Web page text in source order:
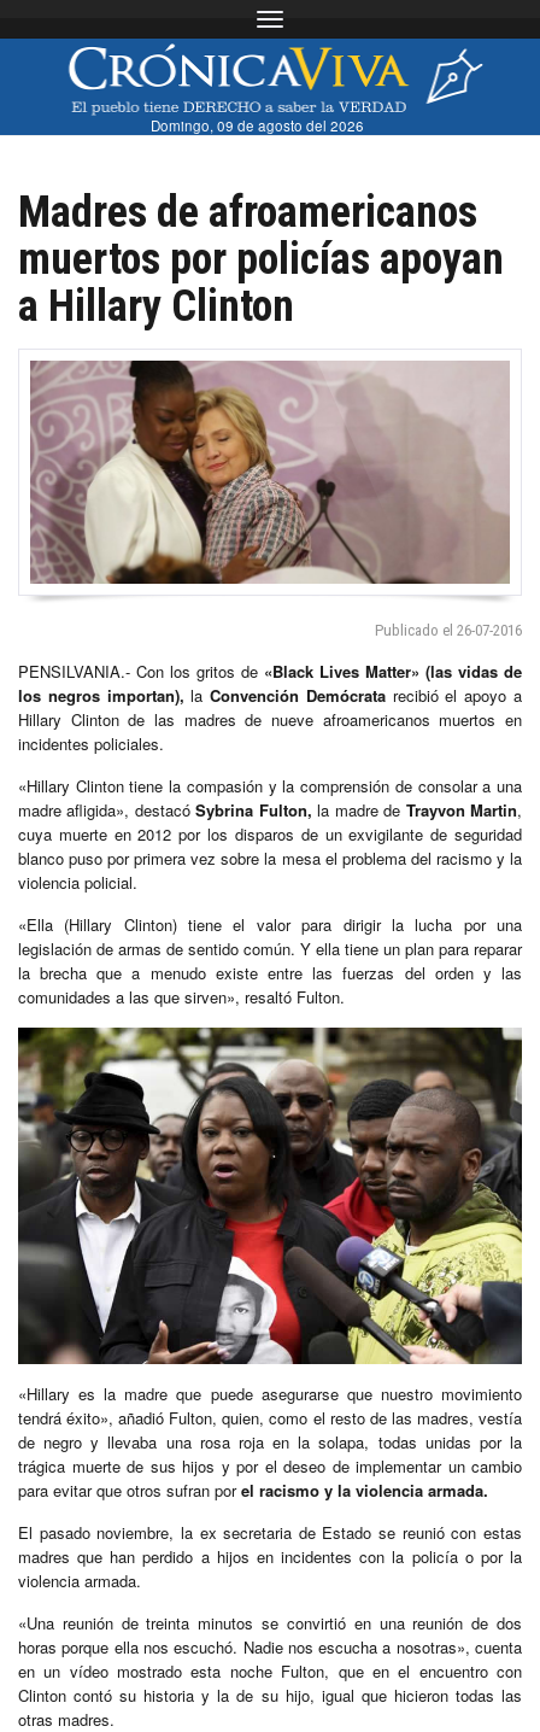
Toggle navigation
Domingo, 09 de agosto del 2026
Madres de afroamericanos
muertos por policías apoyan
a Hillary Clinton
Publicado el 26-07-2016
PENSILVANIA.- Con los gritos de «Black Lives Matter» (las vidas de
los negros importan), laConvención Demócrata recibió el apoyo a
Hillary Clinton de las madres de nueve afroamericanos muertos en
incidentes policiales.
«Hillary Clinton tiene la compasión y la comprensión de consolar a una
madre afligida», destacóSybrina Fulton, la madre de Trayvon Martin,
cuya muerte en 2012 por los disparos de un exvigilante de seguridad
blanco puso por primera vez sobre la mesa el problema del racismo y la
violencia policial.
«Ella (Hillary Clinton) tiene el valor para dirigir la lucha por una
legislación de armas de sentido común. Y ella tiene un plan para reparar
la brecha que a menudo existe entre las fuerzas del orden y las
comunidades a las que sirven», resaltó Fulton.
«Hillary es la madre que puede asegurarse que nuestro movimiento
tendrá éxito», añadió Fulton, quien, como el resto de las madres, vestía
de negro y llevaba una rosa roja en la solapa, todas unidas por la
trágica muerte de sus hijos y por el deseo de implementar un cambio
para evitar que otros sufran porel racismo y la violencia armada.
El pasado noviembre, la ex secretaria de Estado se reunió con estas
madres que han perdido a hijos en incidentes con la policía o por la
violencia armada.
«Una reunión de treinta minutos se convirtió en una reunión de dos
horas porque ella nos escuchó. Nadie nos escucha a nosotras», cuenta
en un vídeo mostrado esta noche Fulton, que en el encuentro con
Clinton contó su historia y la de su hijo, igual que hicieron todas las
otras madres.